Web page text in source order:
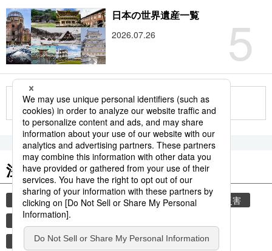
5
日本の世界遺産一覧
2026.07.26
もっと見る
注目のキーワード
共同通信ニュース 気象庁 気象・災害
災害
津波
地震
世界遺産